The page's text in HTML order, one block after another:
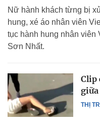
Nữ hành khách từng bị
hung, xé áo nhân viên
tục hành hung nhân viên
Sơn Nhất.
THỊ
Clip
giữa